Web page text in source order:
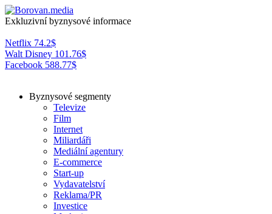
Exkluzivní byznysové informace
Netflix 74.2$
Walt Disney 101.76$
Facebook 588.77$
Byznysové segmenty
Televize
Film
Internet
Miliardáři
Mediální agentury
E-commerce
Start-up
Vydavatelství
Reklama/PR
Investice